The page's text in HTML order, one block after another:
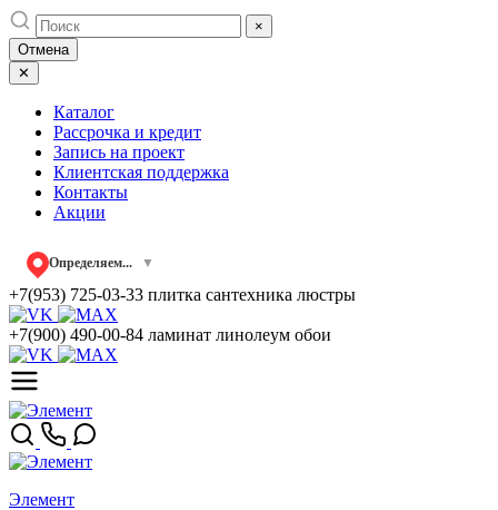
Skip
to
content
×
Отмена
✕
Каталог
Рассрочка и кредит
Запись на проект
Клиентская поддержка
Контакты
Акции
Определяем... ▼
+7(953) 725-03-33 плитка сантехника люстры
+7(900) 490-00-84 ламинат линолеум обои
Элемент